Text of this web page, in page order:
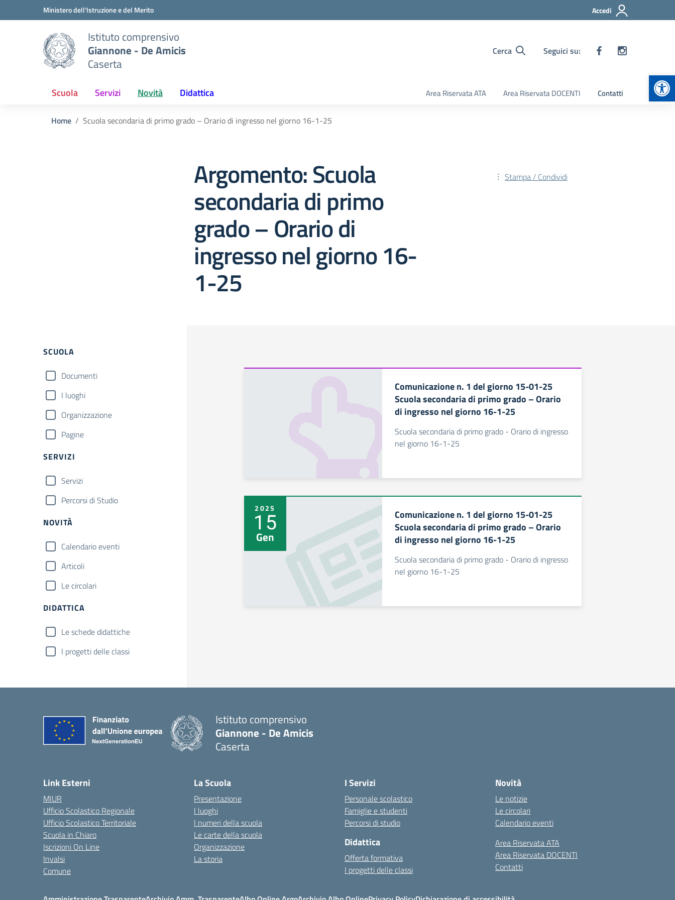
Vai ai contenuti
Vai al menu di navigazioneMinistero dell'Istruzione e del Merito Accedi
Istituto comprensivo
Giannone - De Amicis
Caserta
Cerca Seguici su:
Scuola Servizi Novità Didattica Area Riservata ATA Area Riservata DOCENTI Contatti
Home Scuola secondaria di primo grado – Orario di ingresso nel giorno 16-1-25
Argomento: Scuola
secondaria di primo
grado – Orario di
ingresso nel giorno 16-
1-25
Stampa / Condividi
Filtri
SCUOLA
Documenti
I luoghi
Organizzazione
Pagine
SERVIZI
Servizi
Percorsi di Studio
NOVITÀ
Calendario eventi
Articoli
Le circolari
DIDATTICA
Le schede didattiche
I progetti delle classi
Comunicazione n. 1 del giorno 15-01-25
Scuola secondaria di primo grado – Orario
di ingresso nel giorno 16-1-25
Scuola secondaria di primo grado - Orario di ingresso
nel giorno 16-1-25
2025
15
Gen
Comunicazione n. 1 del giorno 15-01-25
Scuola secondaria di primo grado – Orario
di ingresso nel giorno 16-1-25
Scuola secondaria di primo grado - Orario di ingresso
nel giorno 16-1-25
Istituto comprensivo
Giannone - De Amicis
Caserta
Link Esterni
MIUR
Ufficio Scolastico Regionale
Ufficio Scolastico Territoriale
Scuola in Chiaro
Iscrizioni On Line
Invalsi
Comune
La Scuola
Presentazione
I luoghi
I numeri della scuola
Le carte della scuola
Organizzazione
La storia
I Servizi
Personale scolastico
Famiglie e studenti
Percorsi di studio
Didattica
Offerta formativa
I progetti delle classi
Novità
Le notizie
Le circolari
Calendario eventi
Area Riservata ATA
Area Riservata DOCENTI
Contatti